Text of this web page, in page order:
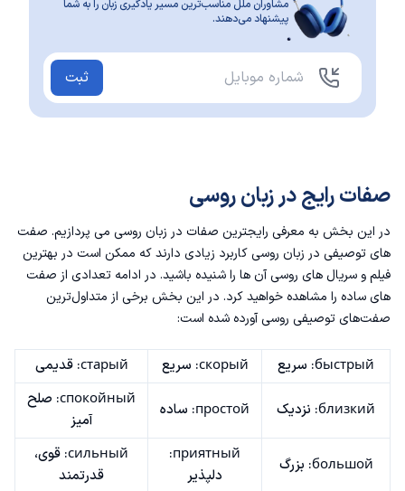
مشاوران ملل مناسب‌ترین مسیر یادگیری زبان را به شما
پیشنهاد می‌دهند.
ثبت
صفات رایج در زبان روسی
در این بخش به معرفی رایجترین صفات در زبان روسی می پردازیم. صفت
های توصیفی در زبان روسی کاربرد زیادی دارند که ممکن است در بهترین
فیلم و سریال های روسیآن ها را شنیده باشید. در ادامه تعدادی از صفت
های ساده را مشاهده خواهید کرد. در این بخش برخی از متداول‌ترین
صفت‌های توصیفی روسی آورده شده است:
быстрый: سریع скорый: سریع старый: قدیمی
близкий: نزدیک простой: ساده
спокойный: صلح
آمیز
большой: بزرگ
приятный:
دلپذیر
сильный: قوی،
قدرتمند